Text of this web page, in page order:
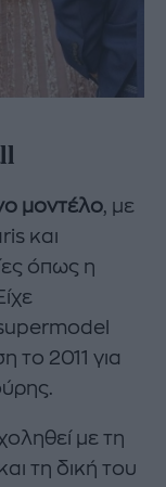
μοντέλο, με
και
όπως η
το 2011 για
με τη
τη δική του